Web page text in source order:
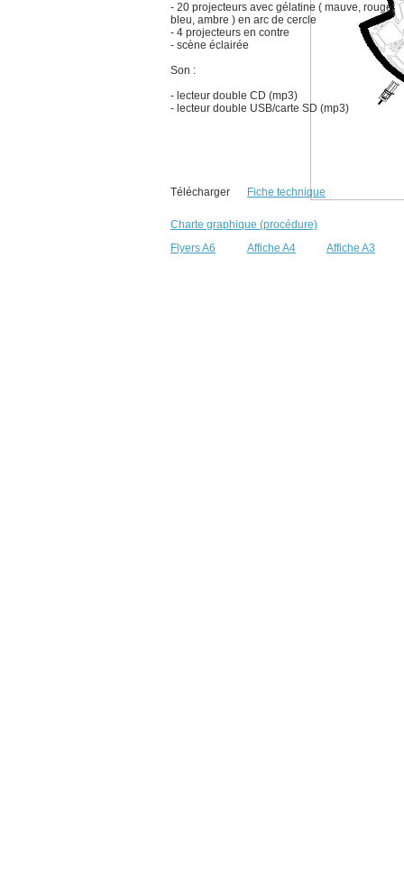
- 20 projecteurs avec gélatine ( mauve, rouge,
bleu, ambre ) en arc de cercle
- 4 projecteurs en contre
- scène éclairée
Son :
- lecteur double CD (mp3)
- lecteur double USB/carte SD (mp3)
Télécharger Fiche technique
Charte graphique (procédure)
Flyers A6
Affiche A4 Affiche A3